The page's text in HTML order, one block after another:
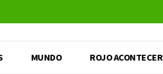
MUNDO ROJO ACONTECER